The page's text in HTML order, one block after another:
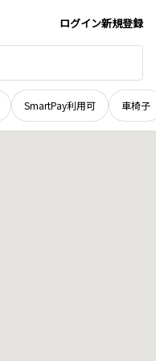
ログイン新規登録
SmartPay利用可 車椅子